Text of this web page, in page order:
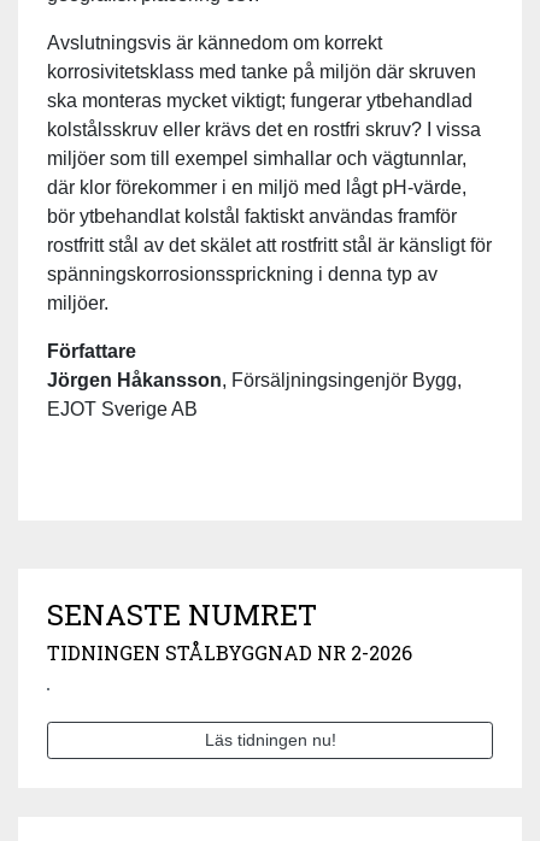
Avslutningsvis är kännedom om korrekt
korrosivitetsklass med tanke på miljön där skruven
ska monteras mycket viktigt; fungerar ytbehandlad
kolstålsskruv eller krävs det en rostfri skruv? I vissa
miljöer som till exempel simhallar och vägtunnlar,
där klor förekommer i en miljö med lågt pH-värde,
bör ytbehandlat kolstål faktiskt användas framför
rostfritt stål av det skälet att rostfritt stål är känsligt för
spänningskorrosionssprickning i denna typ av
miljöer.
Författare
Jörgen Håkansson, Försäljningsingenjör Bygg,
EJOT Sverige AB
SENASTE NUMRET
TIDNINGEN STÅLBYGGNAD NR 2-2026
Läs tidningen nu!